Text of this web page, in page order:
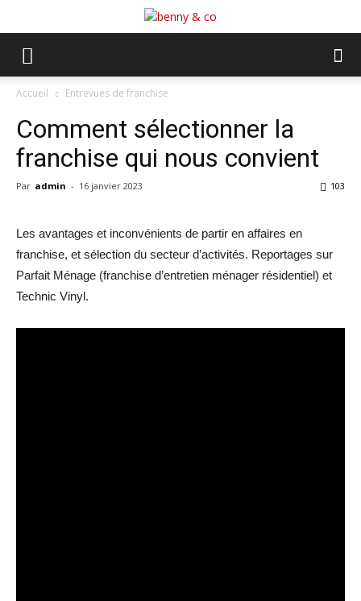
Accueil Entrevues de franchise
Comment sélectionner la
franchise qui nous convient
Par admin - 16 janvier 2023 103
Les avantages et inconvénients de partir en affaires en
franchise, et sélection du secteur d’activités. Reportages sur
Parfait Ménage (franchise d’entretien ménager résidentiel) et
Technic Vinyl.